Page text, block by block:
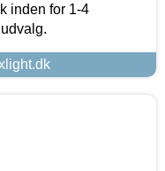
inden for 1-4